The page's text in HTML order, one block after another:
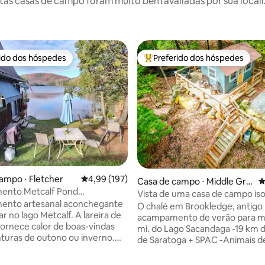
preferidos dos hóspedes
dos hóspedes
⋅ Fletcher 4,99 de uma avaliação média de 5, 197
4,99 (197)
Metcalf Pond
para Smugglers Notch
artesanal aconchegante
Metcalf. A lareira de
calor de boas-vindas
de outono ou inverno.
Entre os melhores preferidos
Preferido dos hóspedes
Casa de campo ⋅ Middle Gro
ve
Vista de uma casa de campo
um riacho e uma pedra
O chalé em Brookledge, antigo
acampamento de verão para
mi. do Lago Sacandaga -19 km
de Saratoga + SPAC -Animais